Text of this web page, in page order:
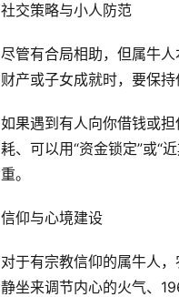
社交策略与小人防范
尽管有合局相助，但属牛
财产或子女成就时，要保
如果遇到有人向你借钱或
耗、可以用“资金锁定”或“
重。
信仰与心境建设
对于有宗教信仰的属牛人
静坐来调节内心的火气、